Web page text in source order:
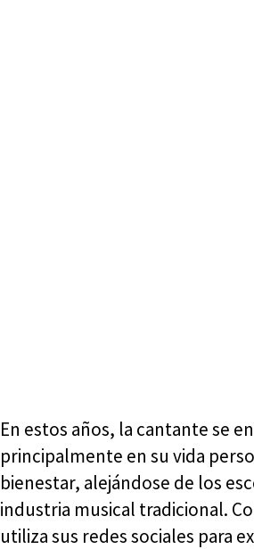
En estos años, la cantante se
principalmente en su vida
bienestar, alejándose de los
industria musical tradicional.
utiliza sus redes sociales para